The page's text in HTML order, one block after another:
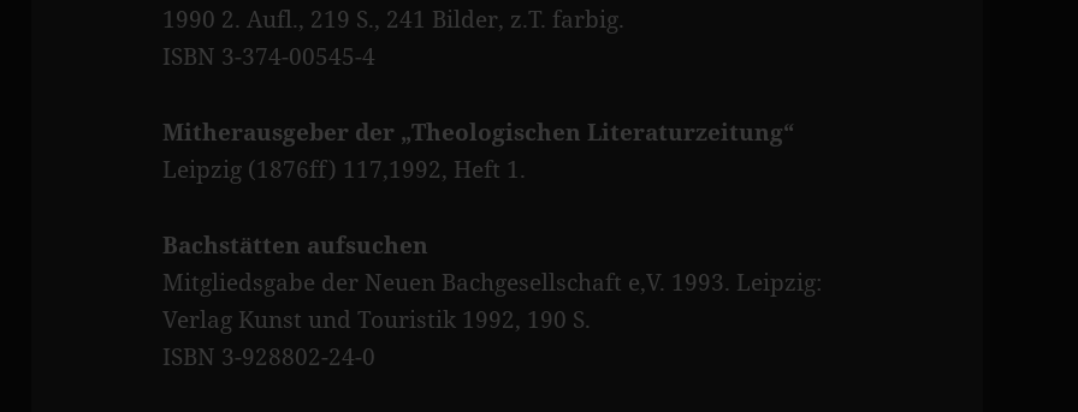
1990 2. Aufl., 219 S., 241 Bilder, z.T. farbig.
ISBN 3-374-00545-4
Mitherausgeber der „Theologischen Literaturzeitung“
Leipzig (1876ff) 117,1992, Heft 1.
Bachstätten aufsuchen
Mitgliedsgabe der Neuen Bachgesellschaft e,V. 1993. Leipzig:
Verlag Kunst und Touristik 1992, 190 S.
ISBN 3-928802-24-0